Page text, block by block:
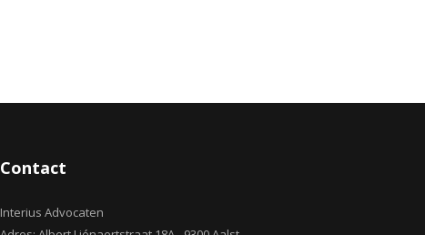
Contact
Interius Advocaten